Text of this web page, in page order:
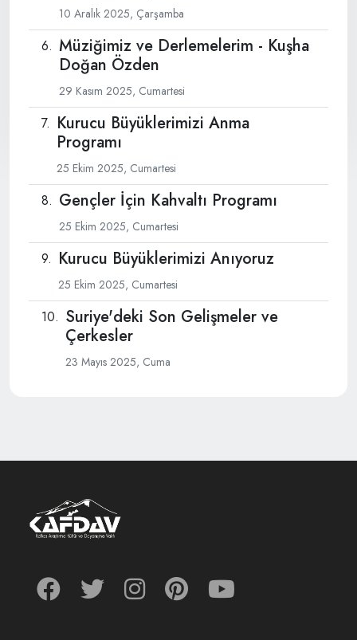
10 Aralık 2025, Çarşamba
Müziğimiz ve Derlemelerim - Kuşha
Doğan Özden
29 Kasım 2025, Cumartesi
Kurucu Büyüklerimizi Anma
Programı
25 Ekim 2025, Cumartesi
Gençler İçin Kahvaltı Programı
25 Ekim 2025, Cumartesi
Kurucu Büyüklerimizi Anıyoruz
25 Ekim 2025, Cumartesi
Suriye'deki Son Gelişmeler ve
Çerkesler
23 Mayıs 2025, Cuma